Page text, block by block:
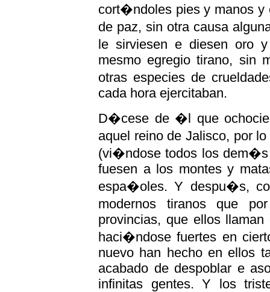
cort�ndoles pies y manos y
de paz, sin otra causa
le sirviesen e diesen oro
mesmo egregio tirano, sin
otras especies de
cada hora ejercitaban.
D�cese de �l que
aquel reino de Jalisco, por
(vi�ndose todos los dem�s
fuesen a los montes y
espa�oles. Y despu�s,
modernos tiranos que
provincias, que ellos
haci�ndose fuertes en
nuevo han hecho en ellos
acabado de despoblar e
infinitas gentes. Y los